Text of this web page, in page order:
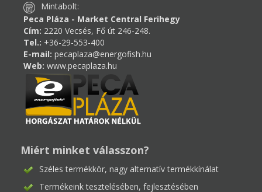
Mintabolt:
Peca Pláza - Market Central Ferihegy
Cím: 2220 Vecsés, Fő út 246-248.
Tel.: +36-29-553-400
E-mail: pecaplaza@energofish.hu
Web: www.pecaplaza.hu
Miért minket válasszon?
Széles termékkör, nagy alternatív termékkínálat
Termékeink tesztelésében, fejlesztésében